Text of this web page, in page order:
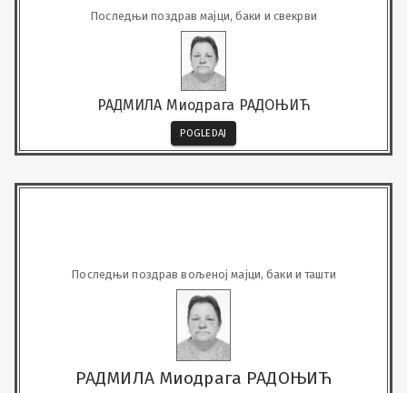
Последњи поздрав мајци, баки и свекрви
РАДМИЛА Миодрага РАДОЊИЋ
POGLEDAJ
Последњи поздрав вољеној мајци, баки и ташти
РАДМИЛА Миодрага РАДОЊИЋ